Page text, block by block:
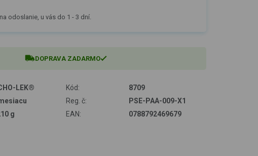
odoslanie, u vás do 1 - 3 dní.
DOPRAVA ZADARMO
LEK® Kód:
8709
Reg. č:
PSE-PAA-009-X1
g EAN: 0788792469679